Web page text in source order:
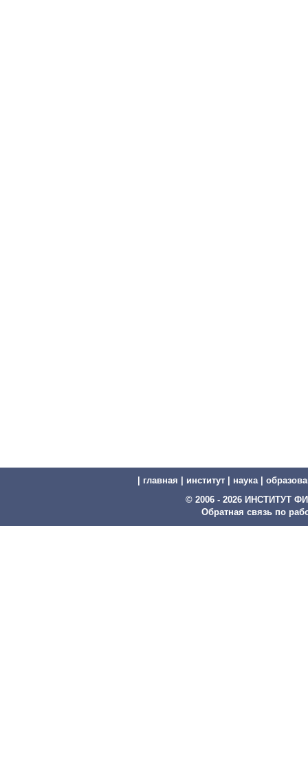
главная институт наука|
© 2006 - 2026 ИНСТИТУТ
Обратная связь по